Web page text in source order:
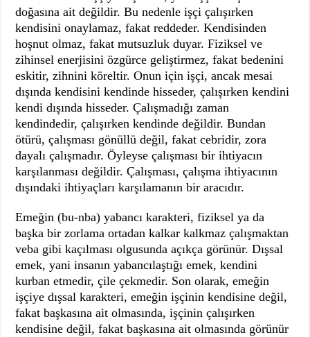
doğasına ait değildir. Bu nedenle işçi çalışırken
kendisini onaylamaz, fakat reddeder. Kendisinden
hoşnut olmaz, fakat mutsuzluk duyar. Fiziksel ve
zihinsel enerjisini özgürce geliştirmez, fakat bedenini
eskitir, zihnini köreltir. Onun için işçi, ancak mesai
dışında kendisini kendinde hisseder, çalışırken kendini
kendi dışında hisseder. Çalışmadığı zaman
kendindedir, çalışırken kendinde değildir. Bundan
ötürü, çalışması gönüllü değil, fakat cebridir, zora
dayalı çalışmadır. Öyleyse çalışması bir ihtiyacın
karşılanması değildir. Çalışması, çalışma ihtiyacının
dışındaki ihtiyaçları karşılamanın bir aracıdır.
Emeğin (bu-nba) yabancı karakteri, fiziksel ya da
başka bir zorlama ortadan kalkar kalkmaz çalışmaktan
veba gibi kaçılması olgusunda açıkça görünür. Dışsal
emek, yani insanın yabancılaştığı emek, kendini
kurban etmedir, çile çekmedir. Son olarak, emeğin
işçiye dışsal karakteri, emeğin işçinin kendisine değil,
fakat başkasına ait olmasında, işçinin çalışırken
kendisine değil, fakat başkasına ait olmasında görünür